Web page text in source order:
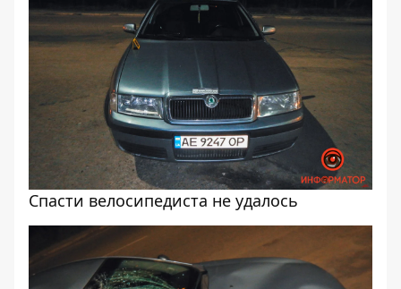
Спасти велосипедиста не удалось